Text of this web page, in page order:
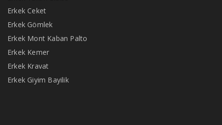
Erkek Ceket
Erkek Gömlek
Erkek Mont Kaban Palto
Erkek Kemer
Erkek Kravat
Erkek Giyim Bayilik